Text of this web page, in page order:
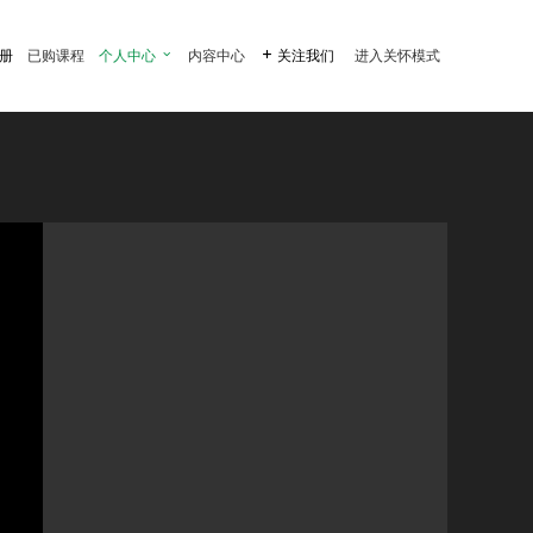
已购课程 个人中心  内容中心  关注我们 进入关怀模式